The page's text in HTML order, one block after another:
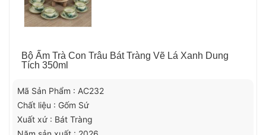
Bộ Ấm Trà Con Trâu Bát Tràng Vẽ Lá Xanh Dung
Tích 350ml
Mã Sản Phẩm : AC232
Chất liệu : Gốm Sứ
Xuất xứ : Bát Tràng